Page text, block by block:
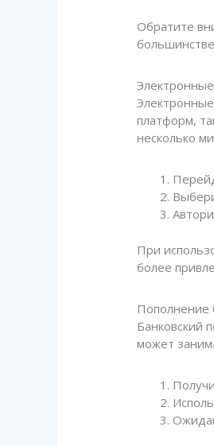
Обратите
платформ,
несколько
При
более
Пополнение
Банковский
может